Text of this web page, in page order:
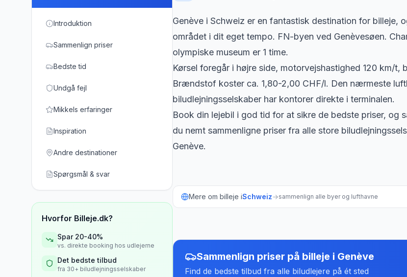
Introduktion
Sammenlign priser
Bedste tid
Undgå fejl
Mikkels erfaringer
Inspiration
Andre destinationer
Spørgsmål & svar
Hvorfor Billeje.dk?
Spar 20-40%
vs. direkte booking hos udlejerne
Det bedste tilbud
fra 30+ biludlejningsselskaber
Genève i Schweiz er en fantastisk destination for billeje,
området i dit eget tempo. FN-byen ved Genèvesøen.
olympiske museum er 1 time.
Kørsel foregår i højre side, motorvejshastighed 120 km/
Brændstof koster ca. 1,80-2,00 CHF/l. Den nærmeste
biludlejningsselskaber har kontorer direkte i terminalen.
Book din lejebil i god tid for at sikre de bedste priser, og
du nemt sammenligne priser fra alle store
Genève.
Mere om billeje iSchweiz→sammenlign alle byer og lufthavne
Sammenlign priser på billeje i Genève
Find de bedste tilbud fra alle biludlejere på ét sted